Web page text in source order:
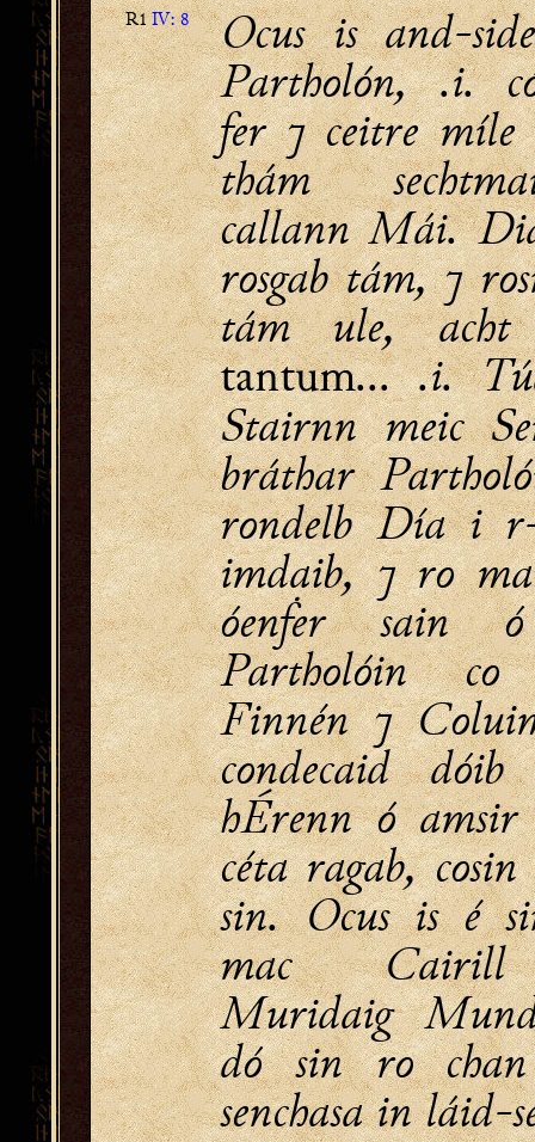
R1IV: 8
Ocus is and-
Partholón, .i.
fer ⁊ ceitre míle
thám
callann Mái.
rosgab tám, ⁊
tám ule, acht
tantum... .i.
Stairnn meic
bráthar
rondelb Día i
imdaib, ⁊ ro
óenḟer sain
Partholóin co
Finnén ⁊
condecaid dóib
hÉrenn ó amsir
céta ragab,
sin. Ocus is é
mac
Muridaig
dó sin ro
senchasa in láid-